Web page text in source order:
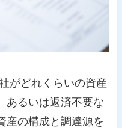
がどれくらいの資産
あるいは返済不要な
産の構成と調達源を